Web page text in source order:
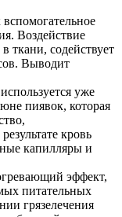
Воздействие
ткани, содействует
Выводит
уже
пиявок, которая
кровь
капилляры и
эффект,
питательных
грязелечения